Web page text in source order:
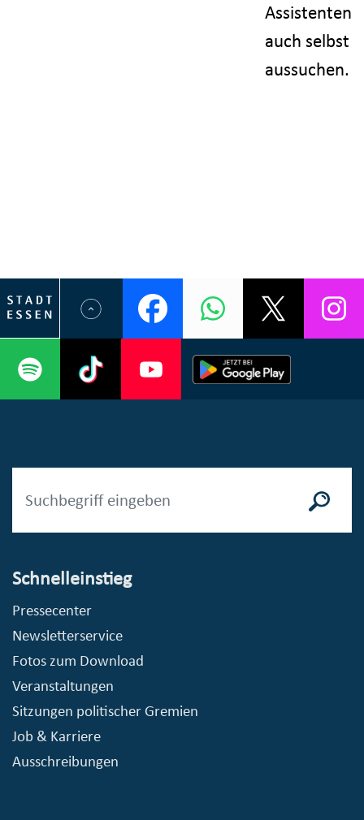
Assistenten
auch selbst
aussuchen.
Schnelleinstieg
Pressecenter
Newsletterservice
Fotos zum Download
Veranstaltungen
Sitzungen politischer Gremien
Job & Karriere
Ausschreibungen